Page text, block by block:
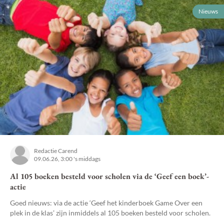
Nieuws
Redactie Carend
09.06.26, 3:00 's middags
Al 105 boeken besteld voor scholen via de ‘Geef een boek’-
actie
Goed nieuws: via de actie ‘Geef het kinderboek Game Over een
plek in de klas’ zijn inmiddels al 105 boeken besteld voor scholen.